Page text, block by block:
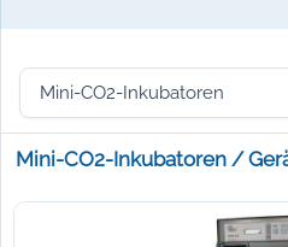
Mini-CO2-Inkubatoren /